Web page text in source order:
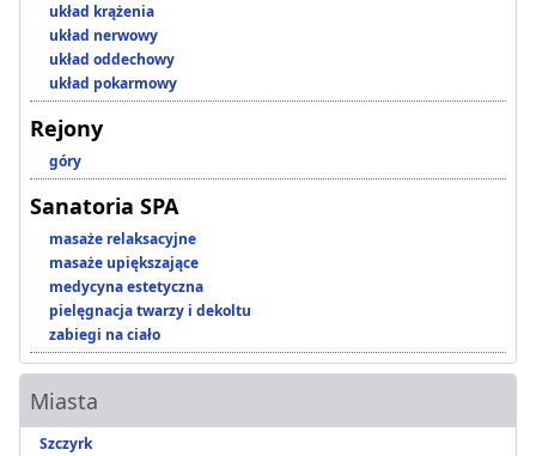
układ krążenia
układ nerwowy
układ oddechowy
układ pokarmowy
Rejony
góry
Sanatoria SPA
masaże relaksacyjne
masaże upiększające
medycyna estetyczna
pielęgnacja twarzy i dekoltu
zabiegi na ciało
Miasta
Szczyrk